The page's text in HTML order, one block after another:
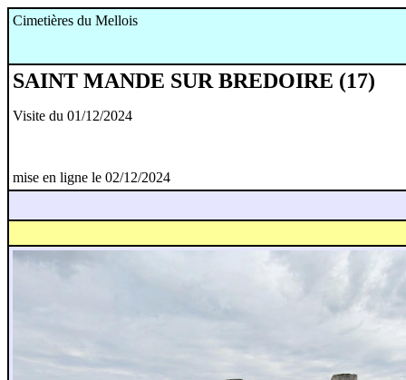
Cimetières du Mellois
SAINT MANDE SUR BREDOIRE (17)
Visite du 01/12/2024
mise en ligne le 02/12/2024